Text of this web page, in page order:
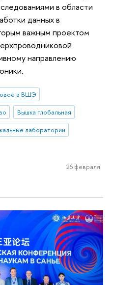
в области
данных в
важным проектом
направлению
в ВШЭ
Вышка глобальная
лаборатории
26 февраля